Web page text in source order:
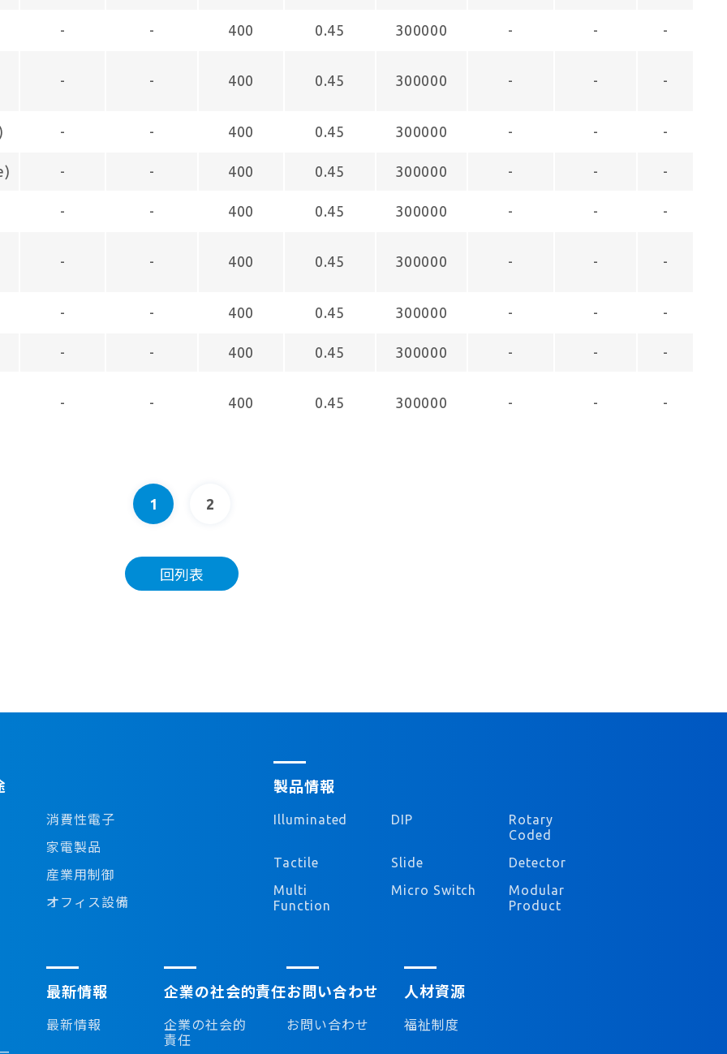
- - 400 0.45 300000 - - -
- - 400 0.45 300000 - - -
- - 400 0.45 300000 - - -
- - 400 0.45 300000 - - -
- - 400 0.45 300000 - - -
- - 400 0.45 300000 - - -
- - 400 0.45 300000 - - -
- - 400 0.45 300000 - - -
- - 400 0.45 300000 - - -
1 2
回列表
消費性電子
家電製品
産業用制御
オフィス設備
製品情報
Illuminated DIP
Rotary
Coded
Tactile
Slide
Detector
Multi
Function
Micro Switch
Modular
Product
最新情報
最新情報
企業の社会的責任
企業の社会的
責任
お問い合わせ
お問い合わせ
人材資源
福祉制度